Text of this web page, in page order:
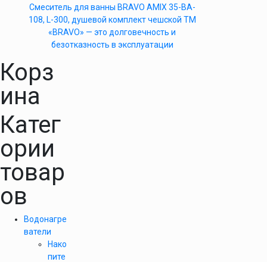
Cмеситель для ванны BRAVO AMIX 35-BA-
108, L-300, душевой комплект чешской ТМ
«BRAVO» — это долговечность и
безотказность в эксплуатации
Корз
ина
Катег
ории
товар
ов
Водонагре
ватели
Нако
пите